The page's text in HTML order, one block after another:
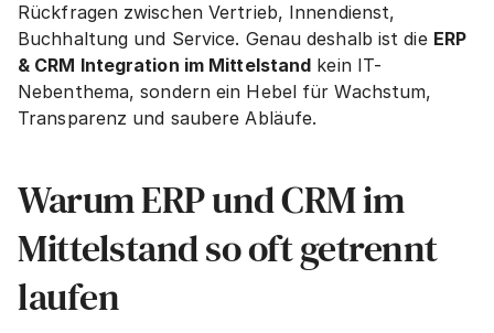
Rückfragen zwischen Vertrieb, Innendienst,
Buchhaltung und Service. Genau deshalb ist die ERP
& CRM Integration im Mittelstand kein IT-
Nebenthema, sondern ein Hebel für Wachstum,
Transparenz und saubere Abläufe.
Warum ERP und CRM im
Mittelstand so oft getrennt
laufen